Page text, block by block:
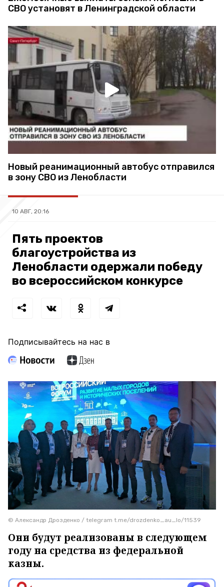
СВО установят в Ленинградской области
Новый реанимационный автобус отправился
в зону СВО из Ленобласти
10 АВГ, 20:16
Пять проектов
благоустройства из
Ленобласти одержали победу
во всероссийском конкурсе
Подписывайтесь на нас в
© Александр Дрозденко / telegram t.me/drozdenko_au_lo/11539
Они будут реализованы в следующем
году на средства из федеральной
казны.